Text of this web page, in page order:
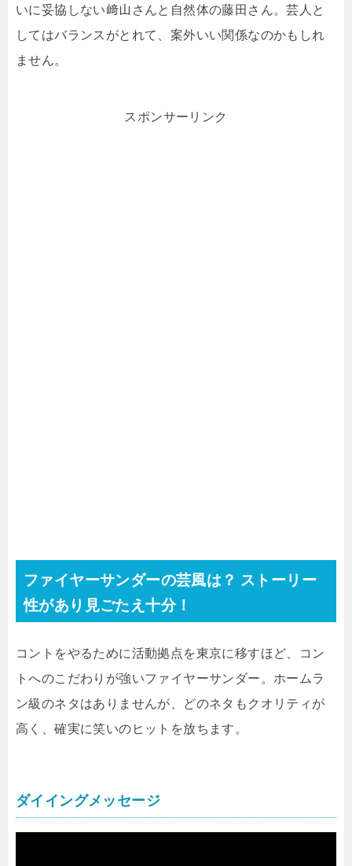
いに妥協しない﨑山さんと自然体の藤田さん。芸人と
してはバランスがとれて、案外いい関係なのかもしれ
ません。
スポンサーリンク
ファイヤーサンダーの芸風は？ ストーリー
性があり見ごたえ十分！
コントをやるために活動拠点を東京に移すほど、コン
トへのこだわりが強いファイヤーサンダー。ホームラ
ン級のネタはありませんが、どのネタもクオリティが
高く、確実に笑いのヒットを放ちます。
ダイイングメッセージ